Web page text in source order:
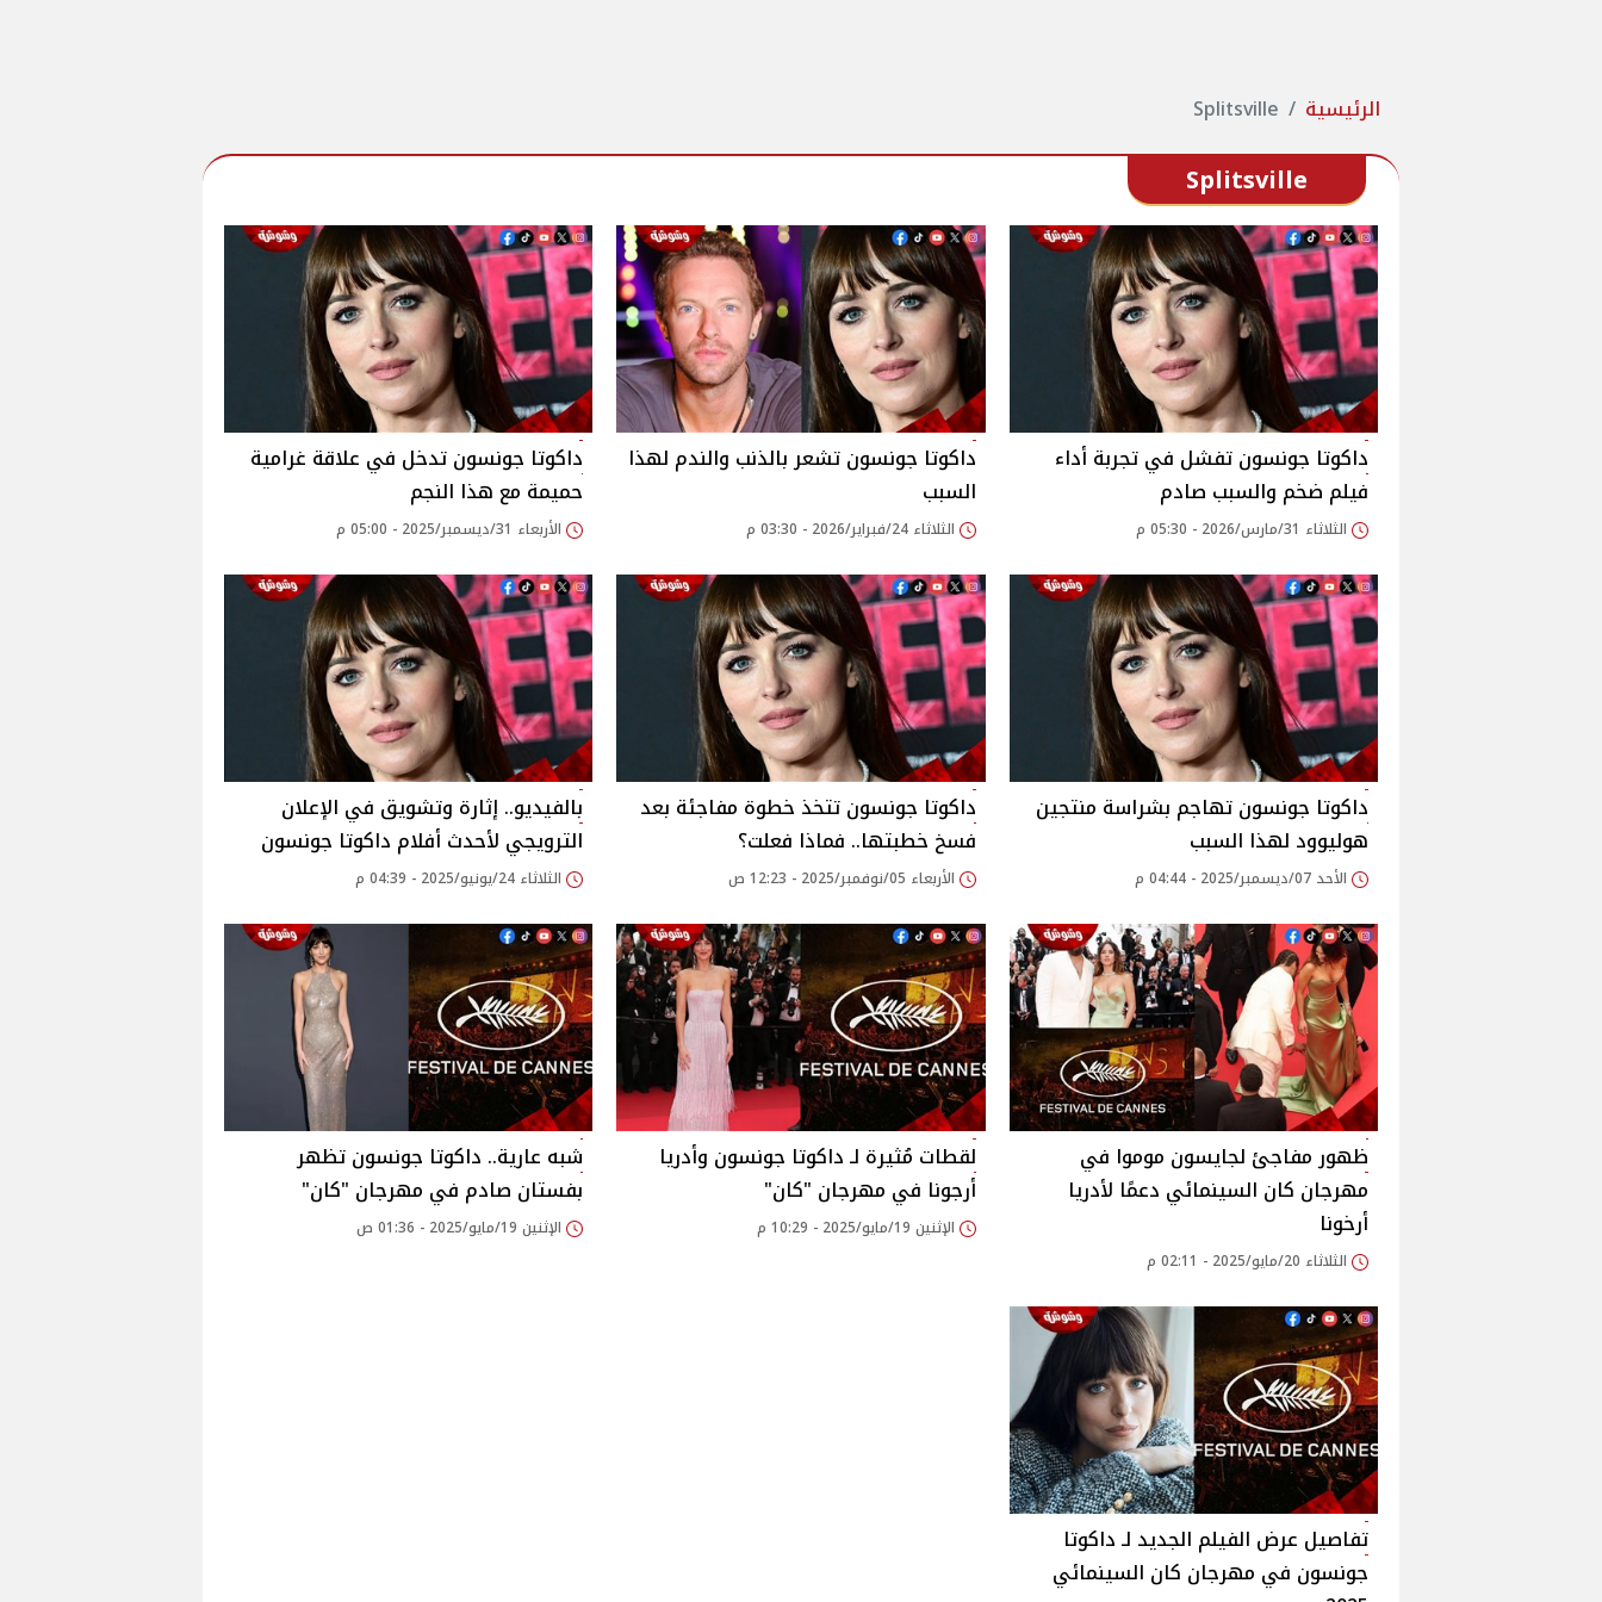
الرئيسية Splitsville
Splitsville
داكوتا جونسون تفشل في تجربة أداء
فيلم ضخم والسبب صادم
الثلاثاء 31/مارس/2026 - 05:30 م
داكوتا جونسون تشعر بالذنب والندم لهذا
السبب
الثلاثاء 24/فبراير/2026 - 03:30 م
داكوتا جونسون تدخل في علاقة غرامية
حميمة مع هذا النجم
الأربعاء 31/ديسمبر/2025 - 05:00 م
داكوتا جونسون تهاجم بشراسة منتجين
هوليوود لهذا السبب
الأحد 07/ديسمبر/2025 - 04:44 م
داكوتا جونسون تتخذ خطوة مفاجئة بعد
فسخ خطبتها.. فماذا فعلت؟
الأربعاء 05/نوفمبر/2025 - 12:23 ص
بالفيديو.. إثارة وتشويق في الإعلان
الترويجي لأحدث أفلام داكوتا جونسون
الثلاثاء 24/يونيو/2025 - 04:39 م
ظهور مفاجئ لجايسون موموا في
مهرجان كان السينمائي دعمًا لأدريا
أرخونا
الثلاثاء 20/مايو/2025 - 02:11 م
لقطات مُثيرة لـ داكوتا جونسون وأدريا
أرجونا في مهرجان "كان"
الإثنين 19/مايو/2025 - 10:29 م
شبه عارية.. داكوتا جونسون تظهر
بفستان صادم في مهرجان "كان"
الإثنين 19/مايو/2025 - 01:36 ص
تفاصيل عرض الفيلم الجديد لـ داكوتا
جونسون في مهرجان كان السينمائي